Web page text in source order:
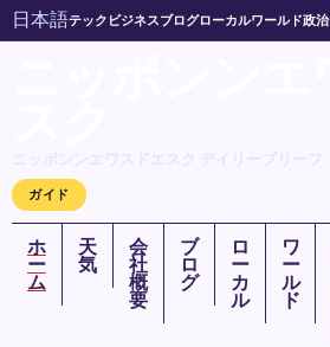
日本語テック ビジネスブログローカルワールド政治
ニッポンンエワスドエスク デイリーブリーフ
ガイド
ホ
ー
ム
天
気
会
社
概
要
ブ
ロ
グ
ロ
ー
カ
ル
ワ
ー
ル
ド